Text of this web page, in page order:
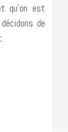
qu’on est
de